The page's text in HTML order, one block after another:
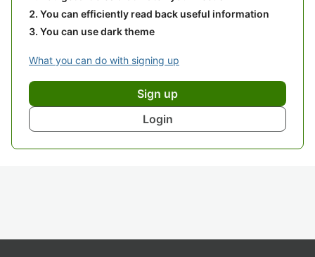
You can efficiently read back useful information
You can use dark theme
What you can do with signing up
Sign up
Login